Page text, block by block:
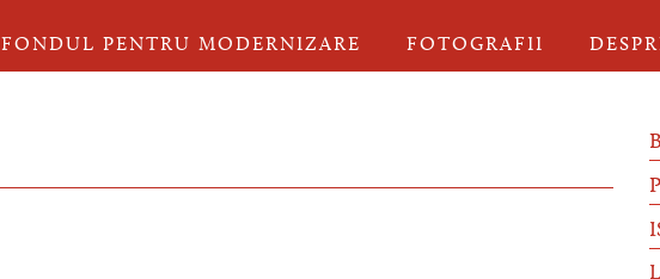
FONDUL PENTRU MODERNIZARE FOTOGRAFII